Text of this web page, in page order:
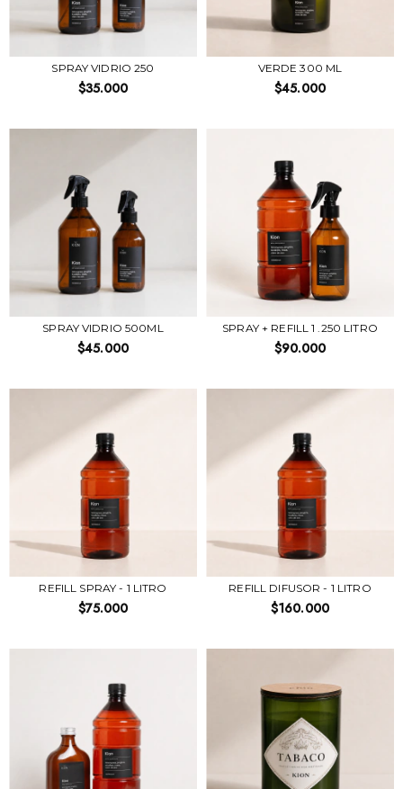
SPRAY VIDRIO 250
$35.000
VERDE 300 ML
$45.000
SPRAY VIDRIO 500ML
$45.000
SPRAY + REFILL 1 .250 LITRO
$90.000
REFILL SPRAY - 1 LITRO
$75.000
REFILL DIFUSOR - 1 LITRO
$160.000